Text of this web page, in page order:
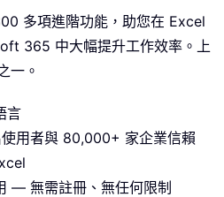
多項進階功能，助您在 Excel
365 中大幅提升工作效率。上
一。
言
用者與 80,000+ 家企業信賴
— 無需註冊、無任何限制